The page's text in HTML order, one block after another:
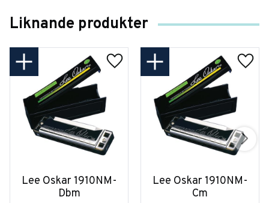
Liknande produkter
Lee Oskar 1910NM-
Dbm
Lee Oskar 1910NM-
Cm